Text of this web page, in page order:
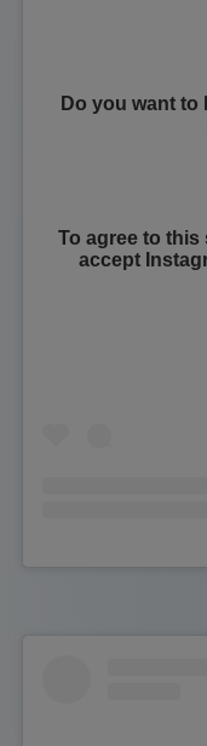
Do you want to
To agree to
accept